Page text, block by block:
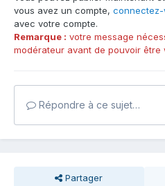
vous avez un compte, connectez-
avec votre compte.
Remarque : votre message
modérateur avant de pouvoir être
Répondre à ce sujet…
Partager